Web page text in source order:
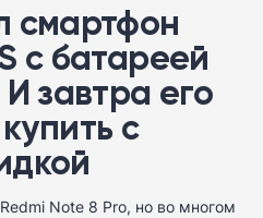
смартфон
с батареей
завтра его
с
Note 8 Pro, но во многом